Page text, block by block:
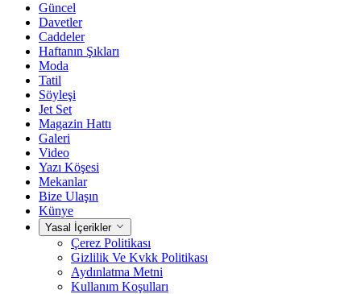
Güncel
Davetler
Caddeler
Haftanın Şıkları
Moda
Tatil
Söyleşi
Jet Set
Magazin Hattı
Galeri
Video
Yazı Köşesi
Mekanlar
Bize Ulaşın
Künye
Yasal İçerikler
Çerez Politikası
Gizlilik Ve Kvkk Politikası
Aydınlatma Metni
Kullanım Koşulları